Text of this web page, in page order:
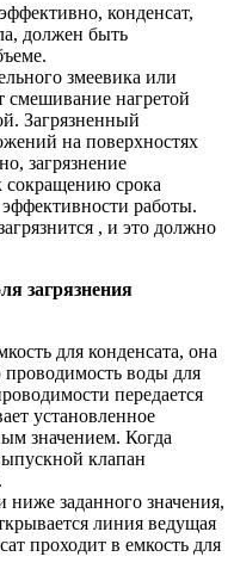
конденсат,
должен быть
змеевика или
смешивание нагретой
Загрязненный
на поверхностях
загрязнение
сокращению срока
работы.
, и это должно
загрязнения
для конденсата, она
проводимость воды для
передается
установленное
значением. Когда
клапан
ниже заданного значения,
линия ведущая
проходит в емкость для